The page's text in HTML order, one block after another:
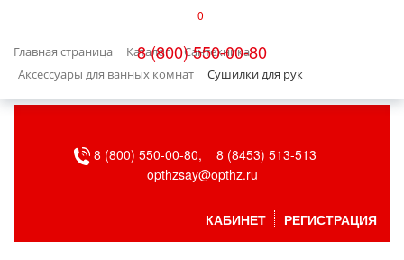
0
8 (800) 550-00-80
Главная страница Каталог
Сантехника
Аксессуары для ванных комнат
Сушилки для рук
БЫТОВАЯ ТЕХНИКА
ВЕНТИЛЯЦИЯ8 (800) 550-00-80,
8 (8453) 513-513
opthzsay@opthz.ru
КАБИНЕТ РЕГИСТРАЦИЯ